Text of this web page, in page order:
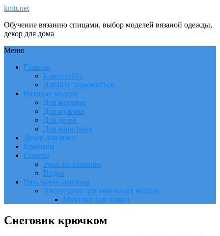
knitt.net
Обучение вязанию спицами, выбор моделей вязаной одежды,
декор для дома
Меню
Главная
Карта сайта
Давайте знакомиться
Вязаные модели
Для женщин
Для мужчин
Для детей
Для животных
Декор для дома
Крючком
Советы
Урок по вязанию
Видео
Вязальные машины
Аксессуары для вязальных машин
Моталки для пряжи
Снеговик крючком